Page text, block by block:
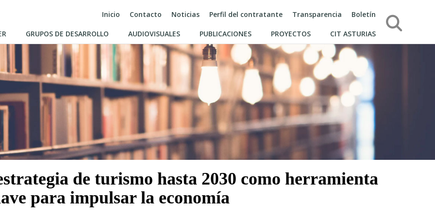
Inicio Contacto Noticias Perfil del contratante Transparencia Boletín
GRUPOS DE DESARROLLO AUDIOVISUALES PUBLICACIONES PROYECTOS CIT ASTURIAS
Búsqueda
de turismo hasta 2030 como herramienta
para impulsar la economía